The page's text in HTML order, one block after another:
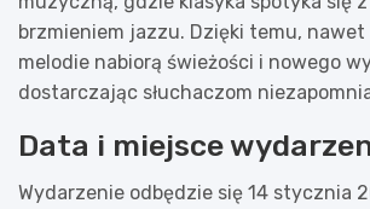
brzmieniem jazzu. Dzięki temu,
melodie nabiorą świeżości i nowego
dostarczając słuchaczom
Data i miejsce
Wydarzenie odbędzie się 14 stycznia